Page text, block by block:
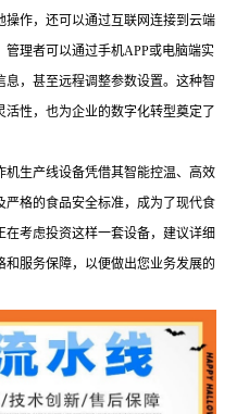
作，还可以通过互联网连接到云端
理者可以通过手机APP或电脑端实
，甚至远程调整参数设置。这种智
性，也为企业的数字化转型奠定了
生产线设备凭借其智能控温、高效
严格的食品安全标准，成为了现代食
考虑投资这样一套设备，建议详细
服务保障，以便做出您业务发展的